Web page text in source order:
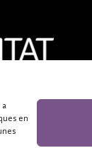
a
en